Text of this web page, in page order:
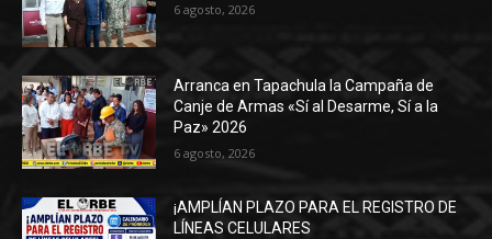
6 agosto, 2026
Arranca en Tapachula la Campaña de
Canje de Armas «Sí al Desarme, Sí a la
Paz» 2026
6 agosto, 2026
¡AMPLÍAN PLAZO PARA EL REGISTRO DE
LÍNEAS CELULARES